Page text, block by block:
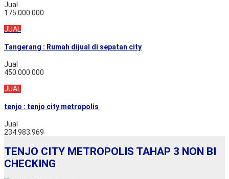
Jual
175.000.000
JUAL
Tangerang : Rumah dijual di sepatan city
Jual
450.000.000
JUAL
tenjo : tenjo city metropolis
Jual
234.983.969
TENJO CITY METROPOLIS TAHAP 3 NON BI
CHECKING